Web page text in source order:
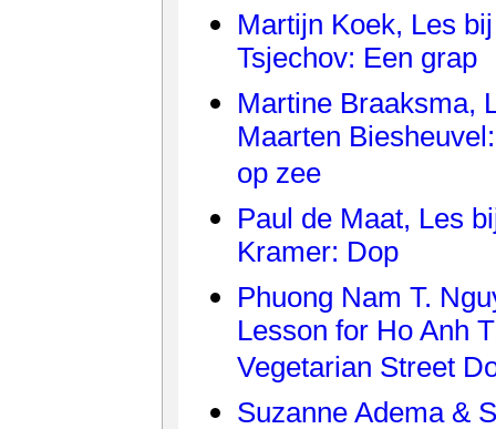
Martijn Koek, Les
Tsjechov: Een grap
Martine Braaksma,
Maarten
op zee
Paul de Maat, Les
Kramer: Dop
Phuong Nam T.
Lesson for Ho Anh
Vegetarian Street
Suzanne Adema &